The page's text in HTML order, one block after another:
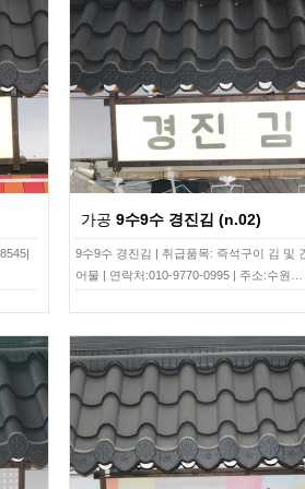
가공 9수9수 경진김 (n.02)
9수9수 경진김 | 취급품목: 즉석구이 김 및
어물 | 연락처:010-9770-0995 | 주소:수원…